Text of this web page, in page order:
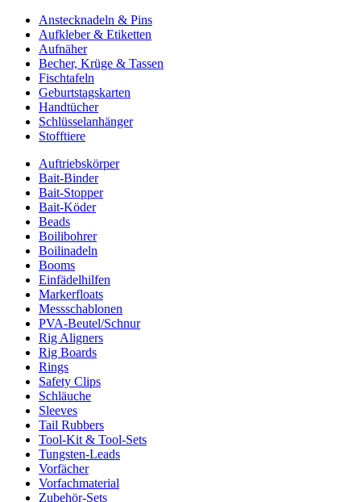
Anstecknadeln & Pins
Aufkleber & Etiketten
Aufnäher
Becher, Krüge & Tassen
Fischtafeln
Geburtstagskarten
Handtücher
Schlüsselanhänger
Stofftiere
Auftriebskörper
Bait-Binder
Bait-Stopper
Bait-Köder
Beads
Boilibohrer
Boilinadeln
Booms
Einfädelhilfen
Markerfloats
Messschablonen
PVA-Beutel/Schnur
Rig Aligners
Rig Boards
Rings
Safety Clips
Schläuche
Sleeves
Tail Rubbers
Tool-Kit & Tool-Sets
Tungsten-Leads
Vorfächer
Vorfachmaterial
Zubehör-Sets